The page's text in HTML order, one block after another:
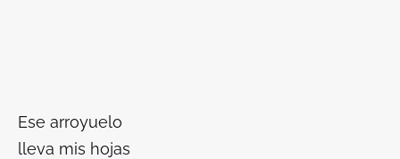
Ese arroyuelo
lleva mis hojas